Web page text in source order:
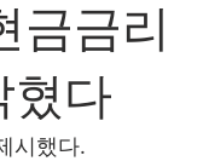
금금리
혔다
시했다.